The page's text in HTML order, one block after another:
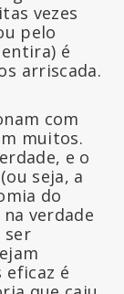
vezes
pelo
é
arriscada.
com
muitos.
e o
seja, a
do
verdade
ser
eficaz é